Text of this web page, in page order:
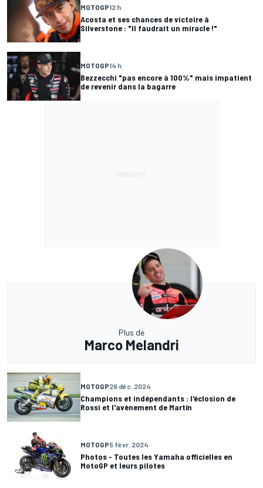
MOTOGP12 h
Acosta et ses chances de victoire à
Silverstone : "Il faudrait un miracle !"
MOTOGP14 h
Bezzecchi "pas encore à 100%" mais impatient
de revenir dans la bagarre
Plus de
Marco Melandri
MOTOGP26 déc. 2024
Champions et indépendants : l'éclosion de
Rossi et l'avènement de Martín
MOTOGP5 févr. 2024
Photos - Toutes les Yamaha officielles en
MotoGP et leurs pilotes